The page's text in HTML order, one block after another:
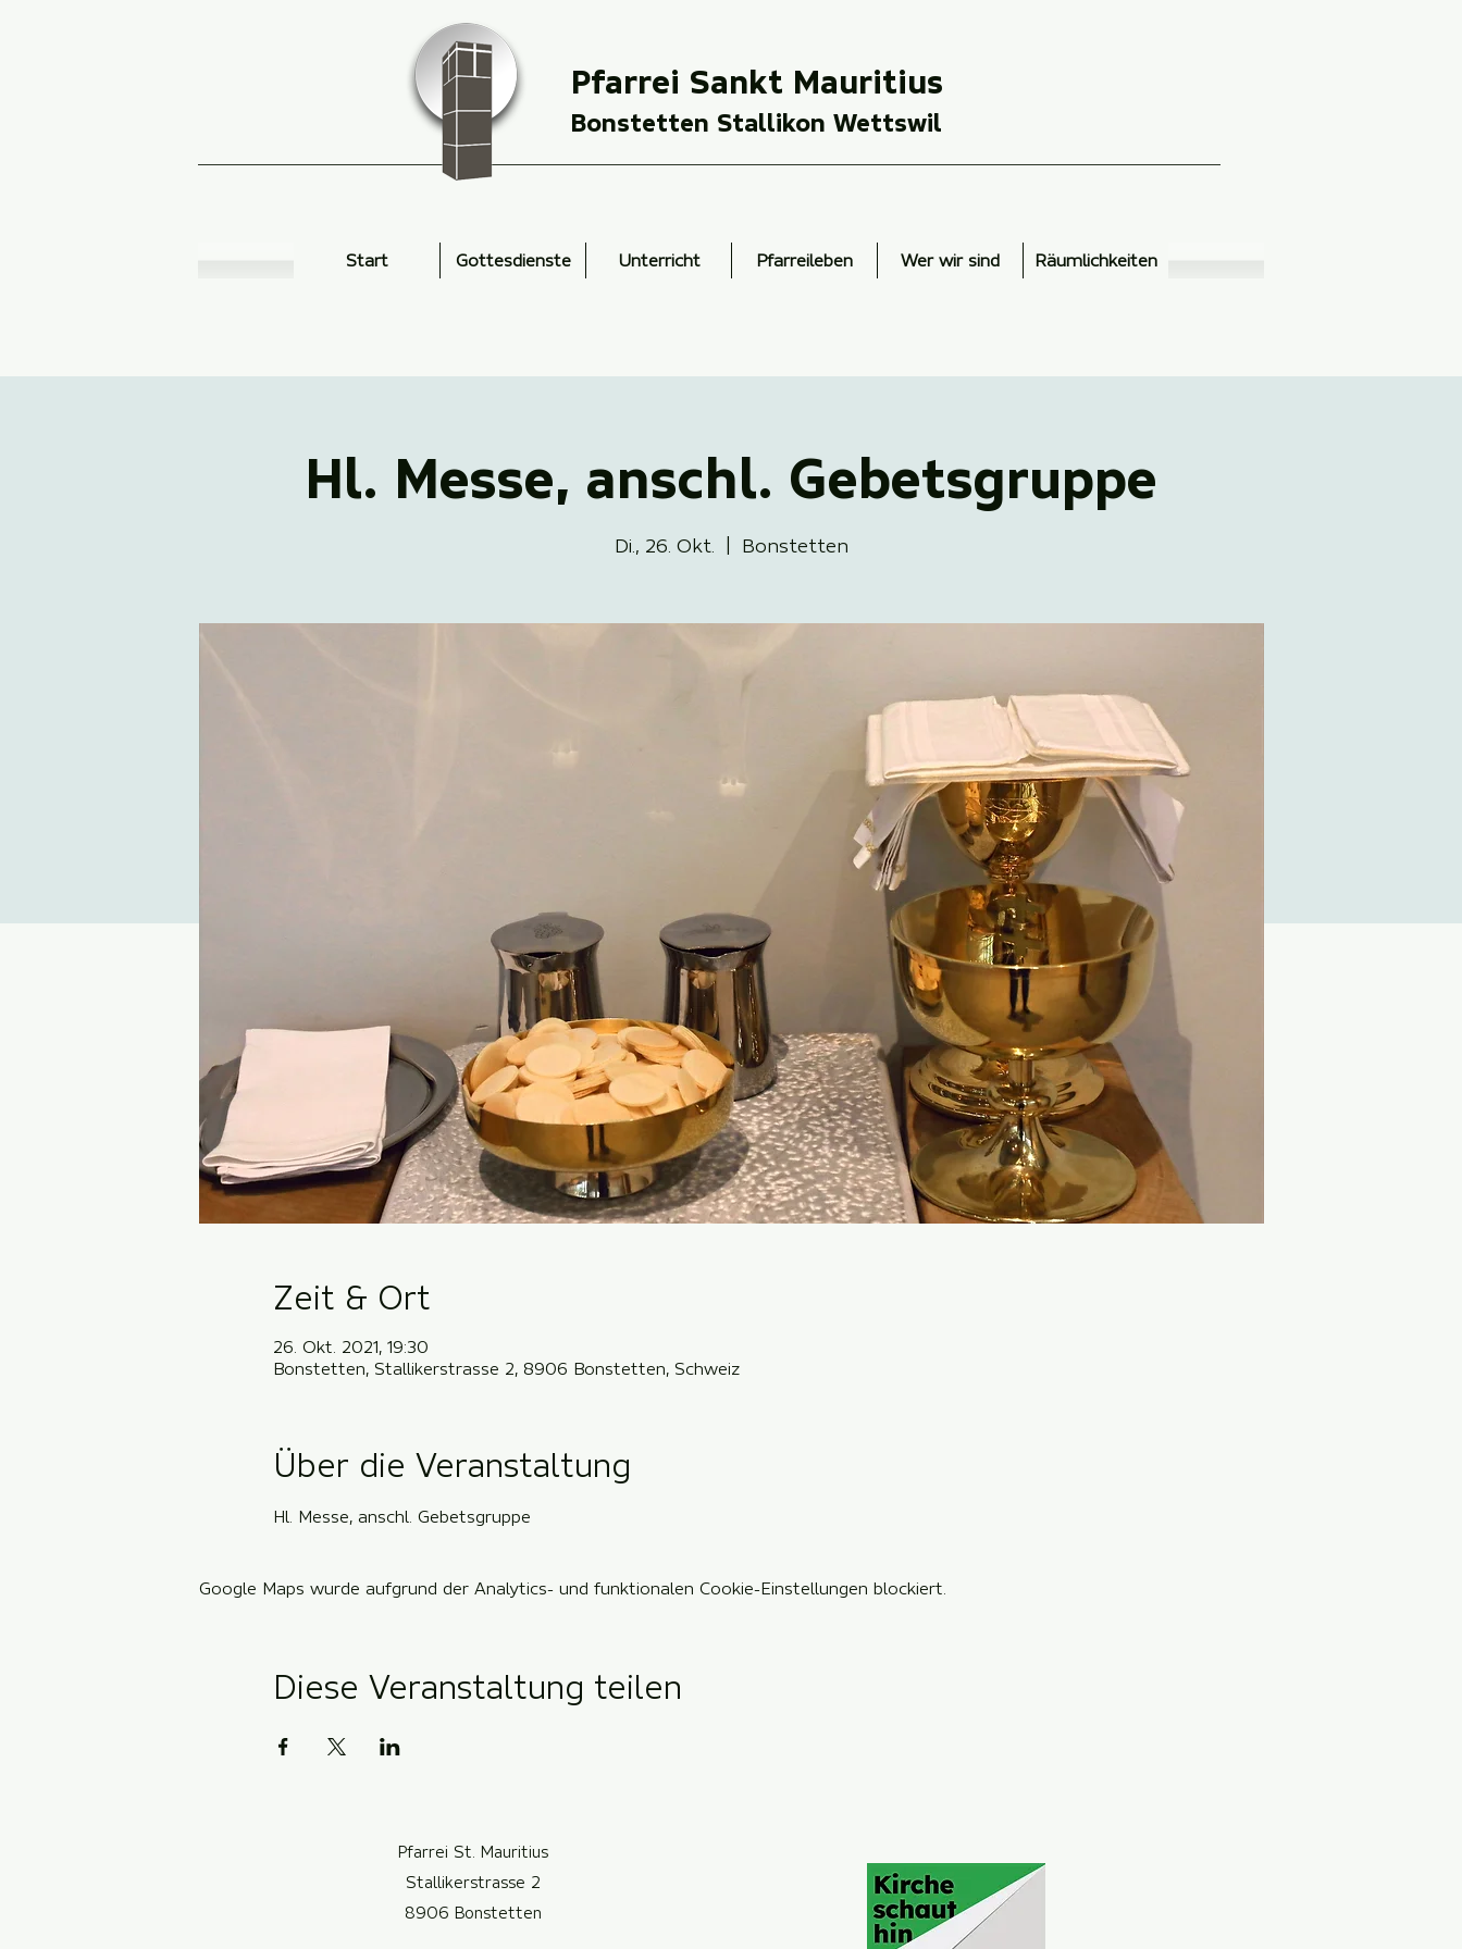
Pfarrei Sankt Mauritius
Bonstetten Stallikon Wettswil
Start Gottesdienste Unterricht Pfarreileben Wer wir sind Räumlichkeiten
Hl. Messe, anschl. Gebetsgruppe
Di., 26. Okt. Bonstetten
Zeit & Ort
26. Okt. 2021, 19:30
Bonstetten, Stallikerstrasse 2, 8906 Bonstetten, Schweiz
Über die Veranstaltung
Hl. Messe, anschl. Gebetsgruppe
Google Maps wurde aufgrund der Analytics- und funktionalen Cookie-Einstellungen blockiert.
Diese Veranstaltung teilen
Pfarrei St. Mauritius
Stallikerstrasse 2
8906 Bonstetten